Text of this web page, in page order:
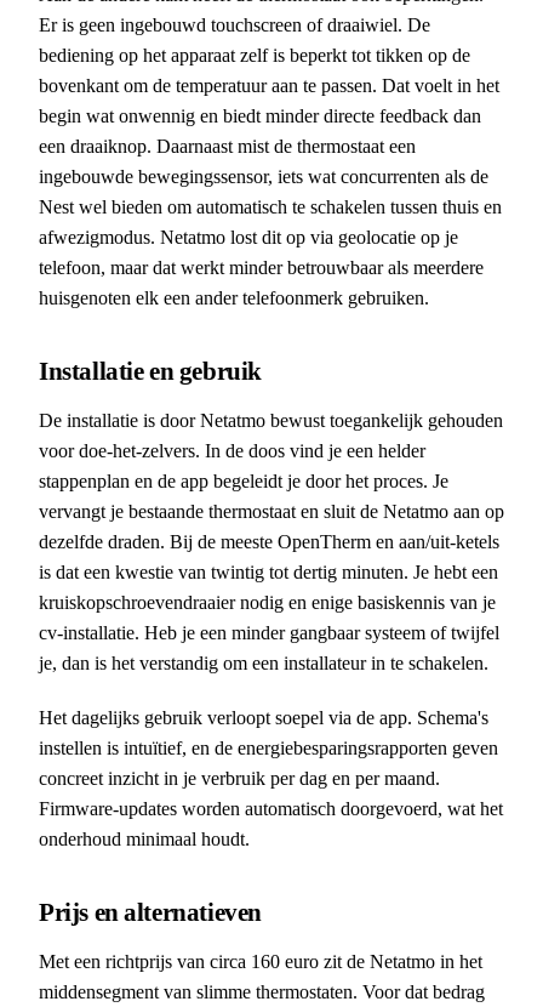
Er is geen ingebouwd touchscreen of draaiwiel. De
bediening op het apparaat zelf is beperkt tot tikken op de
bovenkant om de temperatuur aan te passen. Dat voelt in het
begin wat onwennig en biedt minder directe feedback dan
een draaiknop. Daarnaast mist de thermostaat een
ingebouwde bewegingssensor, iets wat concurrenten als de
Nest wel bieden om automatisch te schakelen tussen thuis en
afwezigmodus. Netatmo lost dit op via geolocatie op je
telefoon, maar dat werkt minder betrouwbaar als meerdere
huisgenoten elk een ander telefoonmerk gebruiken.
Installatie en gebruik
De installatie is door Netatmo bewust toegankelijk gehouden
voor doe-het-zelvers. In de doos vind je een helder
stappenplan en de app begeleidt je door het proces. Je
vervangt je bestaande thermostaat en sluit de Netatmo aan op
dezelfde draden. Bij de meeste OpenTherm en aan/uit-ketels
is dat een kwestie van twintig tot dertig minuten. Je hebt een
kruiskopschroevendraaier nodig en enige basiskennis van je
cv-installatie. Heb je een minder gangbaar systeem of twijfel
je, dan is het verstandig om een installateur in te schakelen.
Het dagelijks gebruik verloopt soepel via de app. Schema's
instellen is intuïtief, en de energiebesparingsrapporten geven
concreet inzicht in je verbruik per dag en per maand.
Firmware-updates worden automatisch doorgevoerd, wat het
onderhoud minimaal houdt.
Prijs en alternatieven
Met een richtprijs van circa 160 euro zit de Netatmo in het
middensegment van slimme thermostaten. Voor dat bedrag